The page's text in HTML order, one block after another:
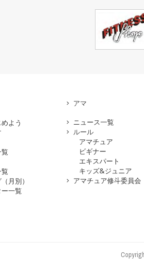
よう
覧
覧
月別）
一覧
アマ
ニュース一覧
ルール
アマチュア
ビギナー
エキスパート
キッズ&ジュニア
アマチュア修斗委員会